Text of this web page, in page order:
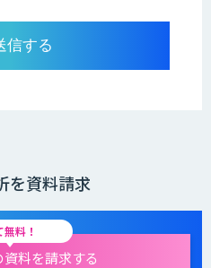
を資料請求
無料！
料を請求する